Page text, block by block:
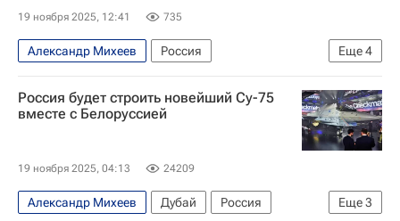
19 ноября 2025, 12:41 735
Еще4
Александр Михеев
Россия
Владимир Путин
Дмитрий Песков
ОКБ Сухого
Рособоронэкспорт
Россия будет строить новейший Су-75
вместе с Белоруссией
19 ноября 2025, 04:13 24209
Еще3
Александр Михеев Дубай
Россия